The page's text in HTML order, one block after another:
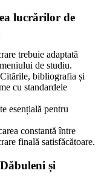
lucrărilor de
trebuie adaptată
de studiu.
Citările, bibliografia și
cu standardele
esențială pentru
constantă între
finală satisfăcătoare.
și